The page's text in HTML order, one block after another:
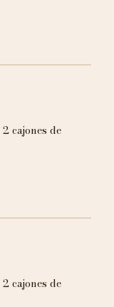
cajones de
cajones de